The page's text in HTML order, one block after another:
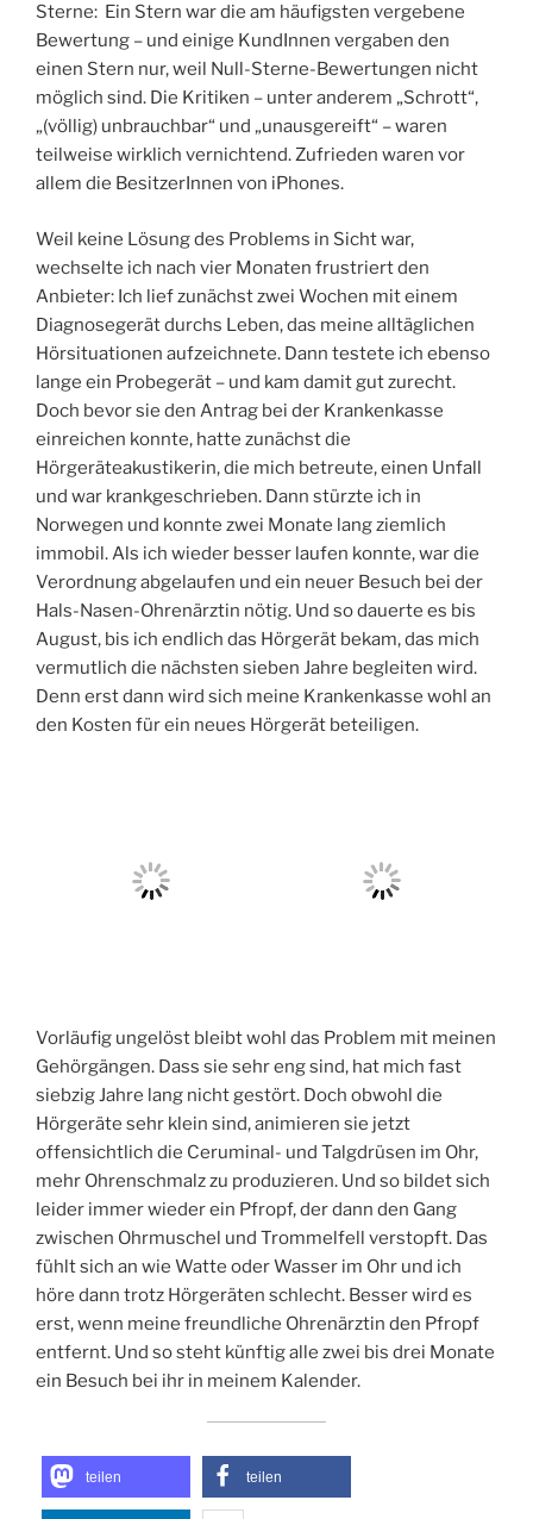
Sterne: Ein Stern war die am häufigsten vergebene
Bewertung – und einige KundInnen vergaben den
einen Stern nur, weil Null-Sterne-Bewertungen nicht
möglich sind. Die Kritiken – unter anderem „Schrott“,
„(völlig) unbrauchbar“ und „unausgereift“ – waren
teilweise wirklich vernichtend. Zufrieden waren vor
allem die BesitzerInnen von iPhones.
Weil keine Lösung des Problems in Sicht war,
wechselte ich nach vier Monaten frustriert den
Anbieter: Ich lief zunächst zwei Wochen mit einem
Diagnosegerät durchs Leben, das meine alltäglichen
Hörsituationen aufzeichnete. Dann testete ich ebenso
lange ein Probegerät – und kam damit gut zurecht.
Doch bevor sie den Antrag bei der Krankenkasse
einreichen konnte, hatte zunächst die
Hörgeräteakustikerin, die mich betreute, einen Unfall
und war krankgeschrieben. Dann stürzte ich in
Norwegen und konnte zwei Monate lang ziemlich
immobil. Als ich wieder besser laufen konnte, war die
Verordnung abgelaufen und ein neuer Besuch bei der
Hals-Nasen-Ohrenärztin nötig. Und so dauerte es bis
August, bis ich endlich das Hörgerät bekam, das mich
vermutlich die nächsten sieben Jahre begleiten wird.
Denn erst dann wird sich meine Krankenkasse wohl an
den Kosten für ein neues Hörgerät beteiligen.
Vorläufig ungelöst bleibt wohl das Problem mit meinen
Gehörgängen. Dass sie sehr eng sind, hat mich fast
siebzig Jahre lang nicht gestört. Doch obwohl die
Hörgeräte sehr klein sind, animieren sie jetzt
offensichtlich die Ceruminal- und Talgdrüsen im Ohr,
mehr Ohrenschmalz zu produzieren. Und so bildet sich
leider immer wieder ein Pfropf, der dann den Gang
zwischen Ohrmuschel und Trommelfell verstopft. Das
fühlt sich an wie Watte oder Wasser im Ohr und ich
höre dann trotz Hörgeräten schlecht. Besser wird es
erst, wenn meine freundliche Ohrenärztin den Pfropf
entfernt. Und so steht künftig alle zwei bis drei Monate
ein Besuch bei ihr in meinem Kalender.
teilen teilen